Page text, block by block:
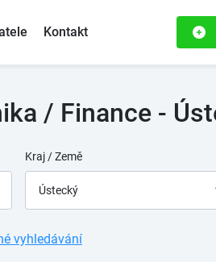
Kontakt
/ Finance -
Kraj / Země
Ústecký
vyhledávání